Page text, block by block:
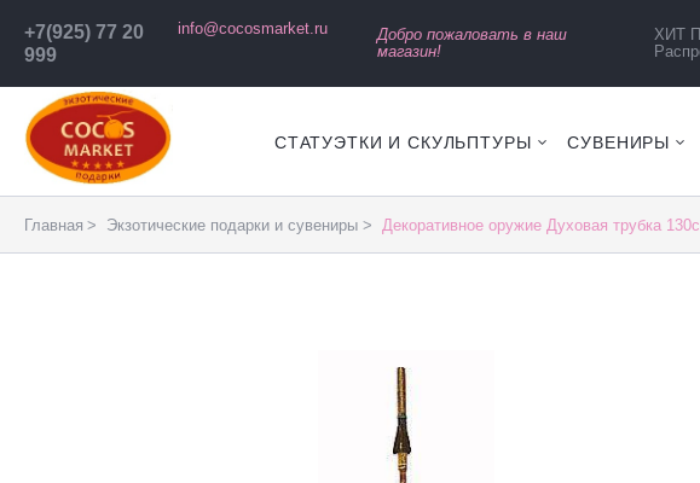
+7(925) 77 20
999
info@cocosmarket.ru
Добро пожаловать в наш
магазин!
ХИТ
СТАТУЭТКИ И СКУЛЬПТУРЫ СУВЕНИРЫ
Главная Экзотические подарки и сувениры Декоративное оружие Духовая трубка